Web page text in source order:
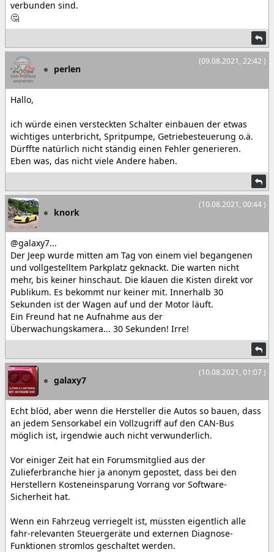
verbunden sind.
🤔
(09.08.2021, 22:42 )
perlen
Hallo,
ich würde einen versteckten Schalter einbauen der etwas
wichtiges unterbricht, Spritpumpe, Getriebesteuerung o.ä.
Dürffte natürlich nicht ständig einen Fehler generieren.
Eben was, das nicht viele Andere haben.
(10.08.2021, 00:44 )
knork
@galaxy7...
Der Jeep wurde mitten am Tag von einem viel begangenen
und vollgestelltem Parkplatz geknackt. Die warten nicht
mehr, bis keiner hinschaut. Die klauen die Kisten direkt vor
Publikum. Es bekommt nur keiner mit. Innerhalb 30
Sekunden ist der Wagen auf und der Motor läuft.
Ein Freund hat ne Aufnahme aus der
Überwachungskamera... 30 Sekunden! Irre!
(10.08.2021, 01:07 )
galaxy7
Echt blöd, aber wenn die Hersteller die Autos so bauen, dass
an jedem Sensorkabel ein Vollzugriff auf den CAN-Bus
möglich ist, irgendwie auch nicht verwunderlich.
Vor einiger Zeit hat ein Forumsmitglied aus der
Zulieferbranche hier ja anonym gepostet, dass bei den
Herstellern Kosteneinsparung Vorrang vor Software-
Sicherheit hat.
Wenn ein Fahrzeug verriegelt ist, müssten eigentlich alle
fahr-relevanten Steuergeräte und externen Diagnose-
Funktionen stromlos geschaltet werden.